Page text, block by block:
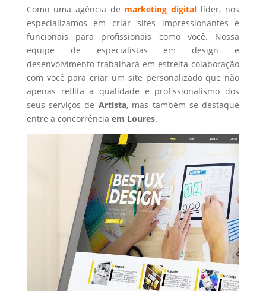
Como uma agência de marketing digital líder, nos
especializamos em criar sites impressionantes e
funcionais para profissionais como você. Nossa
equipe de especialistas em design e
desenvolvimento trabalhará em estreita colaboração
com você para criar um site personalizado que não
apenas reflita a qualidade e profissionalismo dos
seus serviços de Artista, mas também se destaque
entre a concorrência em Loures.